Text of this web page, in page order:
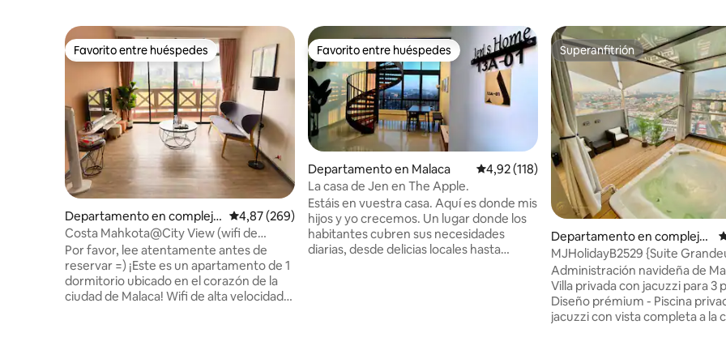
Favorito entre huéspedes
Favorito entre huéspedes
Departamento en complejo
residencial en Malaca
Calificación promedio: 4,87 de 5. 269 evaluaciones
4,87 (269)
Costa Mahkota@City View (wifi de
100 Mbps + Netflix)
Por favor, lee atentamente antes de
reservar =) ¡Este es un apartamento de 1
dormitorio ubicado en el corazón de la
ciudad de Malaca! Wifi de alta velocidad✤
Favorito entre huéspedes
Favorito entre huéspedes
Departamento en Malaca Calificación promedio: 4,92 de 5. 118
4,92 (118)
La casa de Jen en The Apple.
Estáis en vuestra casa. Aquí es donde mis
hijos y yo crecemos. Un lugar donde los
habitantes cubren sus necesidades
diarias, desde delicias locales hasta
Superanfitrión
Superanfitrión
Departamento en complejo
residencial en Malaca
MJHolidayB2529 {Suite
Jacuzzi privado
Administración navideña de
Villa privada con jacuzzi para 3
Diseño prémium - Piscina
jacuzzi con vista completa a la